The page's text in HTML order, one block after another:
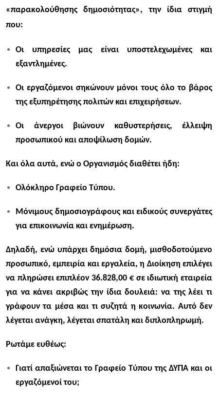
«παρακολούθησης δημοσιότητας», την ίδια στιγμή
που:
Οι υπηρεσίες μας είναι υποστελεχωμένες και
εξαντλημένες.​
Οι εργαζόμενοι σηκώνουν μόνοι τους όλο το βάρος
της εξυπηρέτησης πολιτών και επιχειρήσεων.​
Οι άνεργοι βιώνουν καθυστερήσεις, έλλειψη
προσωπικού και αποψίλωση δομών.​
Και όλα αυτά, ενώ ο Οργανισμός διαθέτει ήδη:
Ολόκληρο Γραφείο Τύπου.
Μόνιμους δημοσιογράφους και ειδικούς συνεργάτες
για επικοινωνία και ενημέρωση.
Δηλαδή, ενώ υπάρχει δημόσια δομή, μισθοδοτούμενο
προσωπικό, εμπειρία και εργαλεία, η Διοίκηση επιλέγει
να πληρώσει επιπλέον 36.828,00 € σε ιδιωτική εταιρεία
για να κάνει ακριβώς την ίδια δουλειά: να της λέει τι
γράφουν τα μέσα και τι συζητά η κοινωνία. Αυτό δεν
λέγεται ανάγκη, λέγεται σπατάλη και διπλοπληρωμή.
Ρωτάμε ευθέως:
Γιατί απαξιώνεται το Γραφείο Τύπου της ΔΥΠΑ και οι
εργαζόμενοί του;